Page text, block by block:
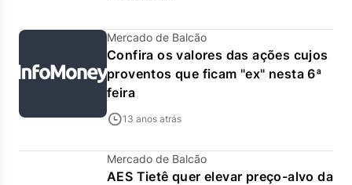
Mercado de Balcão
Confira os valores das ações cujos
proventos que ficam "ex" nesta 6ª
feira
13 anos atrás
Mercado de Balcão
AES Tietê quer elevar preço-alvo da